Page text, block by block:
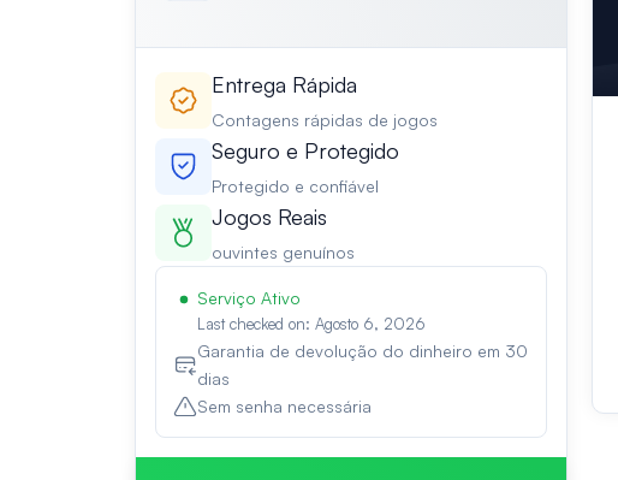
Entrega Rápida
Contagens rápidas de jogos
Seguro e Protegido
Protegido e confiável
Jogos Reais
ouvintes genuínos
Serviço Ativo
Last checked on: Agosto 6, 2026
Garantia de devolução do dinheiro em 30
dias
Sem senha necessária